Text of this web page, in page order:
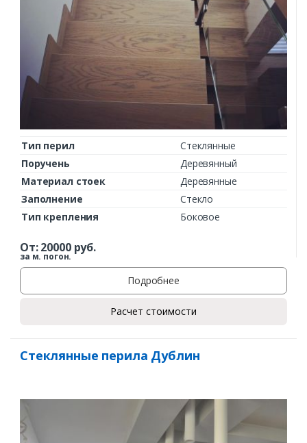
Тип перил
Стеклянные
Поручень
Деревянный
Материал стоек
Деревянные
Заполнение
Стекло
Тип крепления
Боковое
От:20000руб.
за м. погон.
Подробнее
Расчет стоимости
Стеклянные перила Дублин